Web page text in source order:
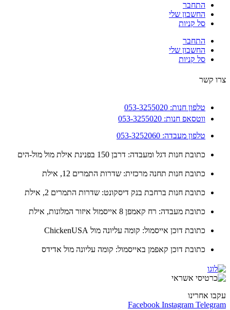
התחבר
החשבון שלי
סל קניות
התחבר
החשבון שלי
סל קניות
קשר
טלפון חנות: 053-3255020
ווטסאפ חנות: 053-3255020
טלפון מעבדה: 053-3252060
כתובת חנות דגל ומעבדה: דרבן 150 בפנינת אילת מול מול-הים
כתובת חנות תחנה מרכזית: שדרות התמרים 12, אילת
כתובת חנות ברחבת בנק דיסקונט: שדרות התמרים 2, אילת
כתובת מעבדה: רח קאמפן 8 אייסמול איזור המלונות, אילת
כתובת דוכן אייסמול: קומה עליונה מול ChickenUSA
כתובת דוכן קאפמן באייסמול: קומה עליונה מול אדידס
אחרינו
Facebook Instagram